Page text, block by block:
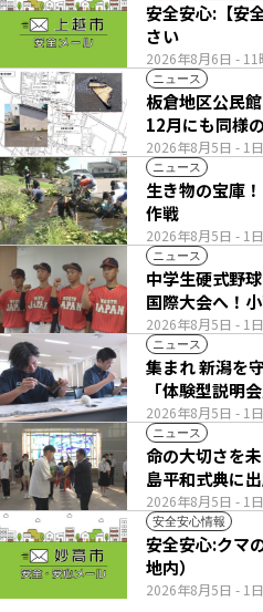
2026年8月6日 - 11
安全安心:【安
さい
ニュース
2026年8月5日 - 1
板倉地区公民館
12月にも同様
ニュース
2026年8月5日 - 1
生き物の宝庫
作戦
ニュース
2026年8月5日 - 1
中学生硬式野
国際大会へ！
ニュース
2026年8月5日 - 1
集まれ 新潟を
「体験型説明会
ニュース
2026年8月5日 - 1
命の大切さを
島平和式典に
安全安心情報
2026年8月5日 - 1
安全安心:クマ
地内）